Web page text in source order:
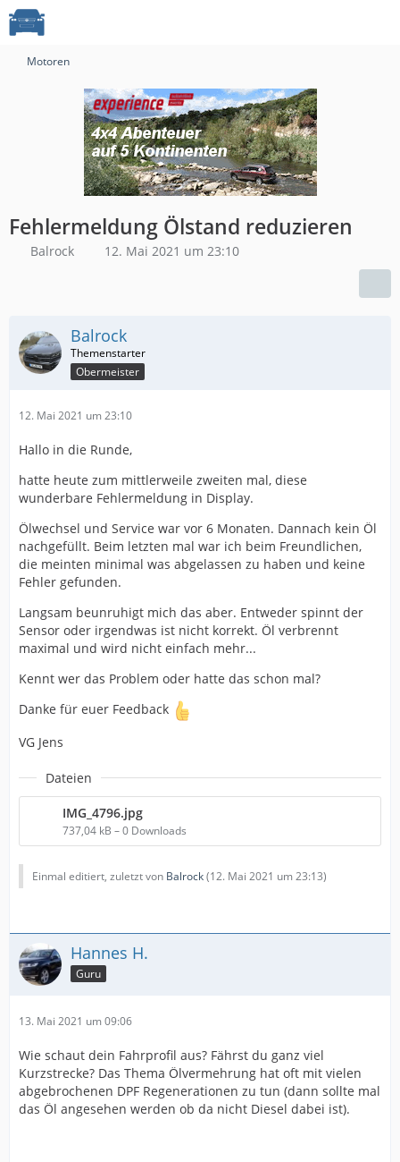
Motoren
Fehlermeldung Ölstand reduzieren
Balrock 12. Mai 2021 um 23:10
Balrock
Obermeister
12. Mai 2021 um 23:10
Hallo in die Runde,
hatte heute zum mittlerweile zweiten mal, diese
wunderbare Fehlermeldung in Display.
Ölwechsel und Service war vor 6 Monaten. Dannach kein Öl
nachgefüllt. Beim letzten mal war ich beim Freundlichen,
die meinten minimal was abgelassen zu haben und keine
Fehler gefunden.
Langsam beunruhigt mich das aber. Entweder spinnt der
Sensor oder irgendwas ist nicht korrekt. Öl verbrennt
maximal und wird nicht einfach mehr...
Kennt wer das Problem oder hatte das schon mal?
Danke für euer Feedback
VG Jens
Dateien
IMG_4796.jpg
737,04 kB – 0 Downloads
Einmal editiert, zuletzt von Balrock(12. Mai 2021 um 23:13)
Hannes H.
Guru
13. Mai 2021 um 09:06
Wie schaut dein Fahrprofil aus? Fährst du ganz viel
Kurzstrecke? Das Thema Ölvermehrung hat oft mit vielen
abgebrochenen DPF Regenerationen zu tun (dann sollte mal
das Öl angesehen werden ob da nicht Diesel dabei ist).